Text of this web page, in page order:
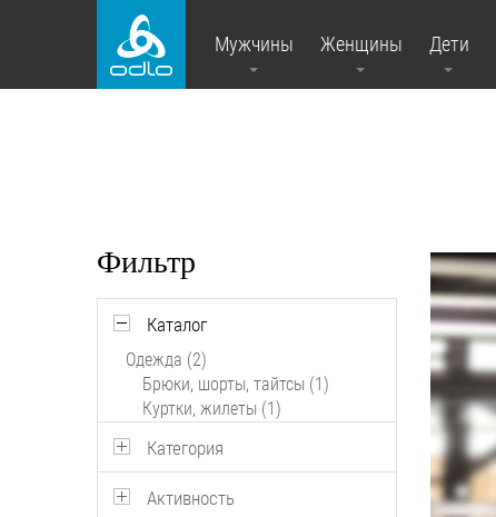
Мужчины Женщины Дети
Фильтр
Каталог
Одежда (2)
Брюки, шорты, тайтсы (1)
Куртки, жилеты (1)
Категория
Активность